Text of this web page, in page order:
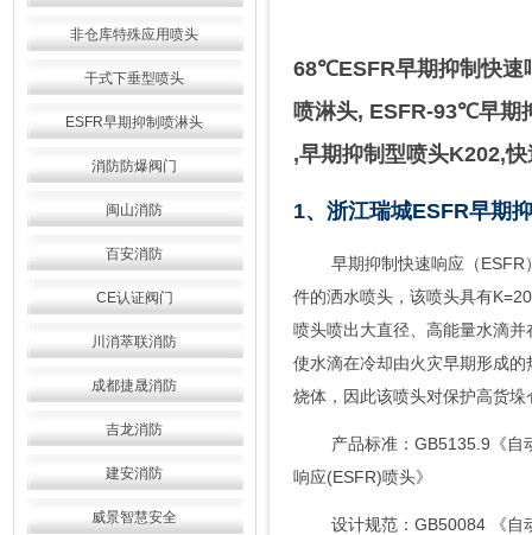
非仓库特殊应用喷头
干式下垂型喷头
ESFR早期抑制喷淋头
消防防爆阀门
闽山消防
百安消防
CE认证阀门
川消萃联消防
成都捷晟消防
吉龙消防
建安消防
威景智慧安全
68℃ESFR早期抑制快
喷淋头, ESFR-93℃早期
,早期抑制型喷头K202,
1、浙江瑞城ESFR早期
早期抑制快速响应（ESFR
件的洒水喷头，该喷头具有
喷头喷出大直径、高能量水滴
使水滴在冷却由火灾早期形成
烧体，因此该喷头对保护高货
产品标准：GB5135.9《自动
响应(ESFR)喷头》
设计规范：GB50084 《自